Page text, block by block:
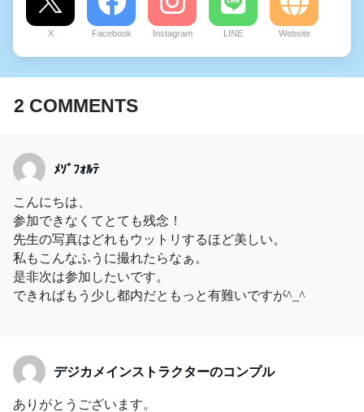
X Facebook Instagram LINE Website
2 COMMENTS
ﾒｿﾞﾌｫﾙﾃ
こんにちは、
参加できなくてとても残念！
先生の写真はどれもウットリするほど美しい。
私もこんなふうに撮れたらなぁ。
是非次は参加したいです。
できればもう少し都内だともっと有難いですが^_^
デジカメインストラクターのコンプル
ありがとうございます。